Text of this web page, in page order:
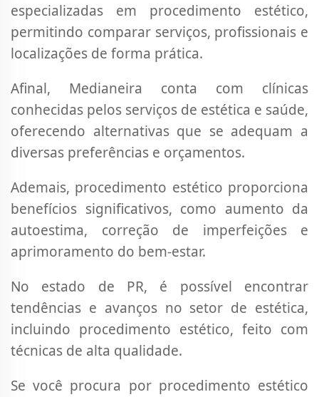
especializadas em procedimento estético,
permitindo comparar serviços, profissionais e
localizações de forma prática.
Afinal, Medianeira conta com clínicas
conhecidas pelos serviços de estética e saúde,
oferecendo alternativas que se adequam a
diversas preferências e orçamentos.
Ademais, procedimento estético proporciona
benefícios significativos, como aumento da
autoestima, correção de imperfeições e
aprimoramento do bem-estar.
No estado de PR, é possível encontrar
tendências e avanços no setor de estética,
incluindo procedimento estético, feito com
técnicas de alta qualidade.
Se você procura por procedimento estético